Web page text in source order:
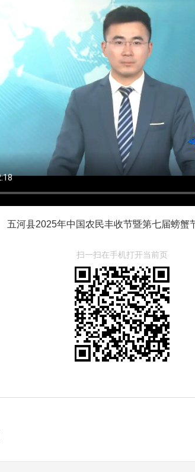
五河县2025年中国农民丰收节暨第七届螃蟹
扫一扫在手机打开当前页